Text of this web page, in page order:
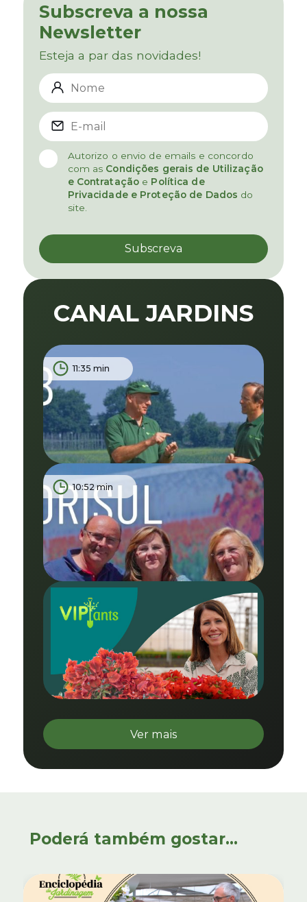
Subscreva a nossa
Newsletter
Esteja a par das novidades!
Autorizo o envio de emails e concordo
com as Condições gerais de Utilização
e Contratação e Política de
Privacidade e Proteção de Dados do
site.
CANAL JARDINS
11:35 min
10:52 min
Ver mais
Poderá também gostar...